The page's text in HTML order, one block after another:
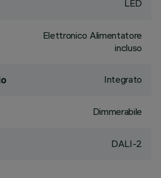
LED
Elettronico Alimentatore
incluso
Integrato
Dimmerabile
DALI-2